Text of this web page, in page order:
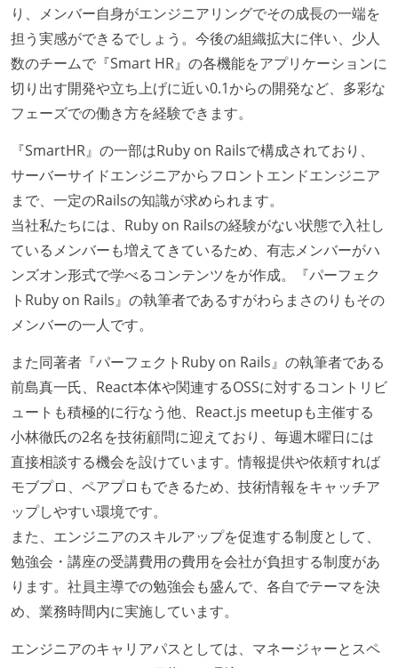
り、メンバー自身がエンジニアリングでその成長の一端を
担う実感ができるでしょう。今後の組織拡大に伴い、少人
数のチームで『Smart HR』の各機能をアプリケーションに
切り出す開発や立ち上げに近い0.1からの開発など、多彩な
フェーズでの働き方を経験できます。
『SmartHR』の一部はRuby on Railsで構成されており、
サーバーサイドエンジニアからフロントエンドエンジニア
まで、一定のRailsの知識が求められます。
当社私たちには、Ruby on Railsの経験がない状態で入社し
ているメンバーも増えてきているため、有志メンバーがハ
ンズオン形式で学べるコンテンツをが作成。『パーフェク
トRuby on Rails』の執筆者であるすがわらまさのりもその
メンバーの一人です。
また同著者『パーフェクトRuby on Rails』の執筆者である
前島真一氏、React本体や関連するOSSに対するコントリビ
ュートも積極的に行なう他、React.js meetupも主催する
小林徹氏の2名を技術顧問に迎えており、毎週木曜日には
直接相談する機会を設けています。情報提供や依頼すれば
モブプロ、ペアプロもできるため、技術情報をキャッチア
ップしやすい環境です。
また、エンジニアのスキルアップを促進する制度として、
勉強会・講座の受講費用の費用を会社が負担する制度があ
ります。社員主導での勉強会も盛んで、各自でテーマを決
め、業務時間内に実施しています。
エンジニアのキャリアパスとしては、マネージャーとスペ